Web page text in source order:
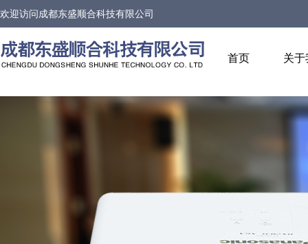
欢迎访问成都东盛顺合科技有限公司
首页 关于